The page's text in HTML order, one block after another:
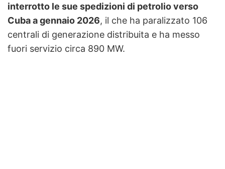
interrotto le sue spedizioni di petrolio verso
Cuba a gennaio 2026, il che ha paralizzato 106
centrali di generazione distribuita e ha messo
fuori servizio circa 890 MW.